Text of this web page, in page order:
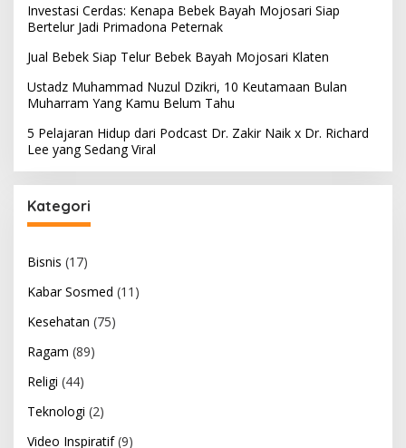
Investasi Cerdas: Kenapa Bebek Bayah Mojosari Siap
Bertelur Jadi Primadona Peternak
Jual Bebek Siap Telur Bebek Bayah Mojosari Klaten
Ustadz Muhammad Nuzul Dzikri, 10 Keutamaan Bulan
Muharram Yang Kamu Belum Tahu
5 Pelajaran Hidup dari Podcast Dr. Zakir Naik x Dr. Richard
Lee yang Sedang Viral
Kategori
Bisnis (17)
Kabar Sosmed (11)
Kesehatan (75)
Ragam (89)
Religi (44)
Teknologi (2)
Video Inspiratif(9)